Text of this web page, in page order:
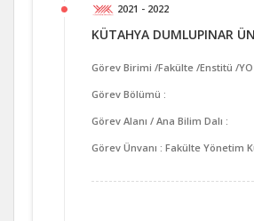
2021 - 2022
KÜTAHYA DUMLUPINAR
Görev Birimi /Fakülte /Enstitü /YO
Görev Bölümü :
Görev Alanı / Ana Bilim Dalı :
Görev Ünvanı : Fakülte Yönetim